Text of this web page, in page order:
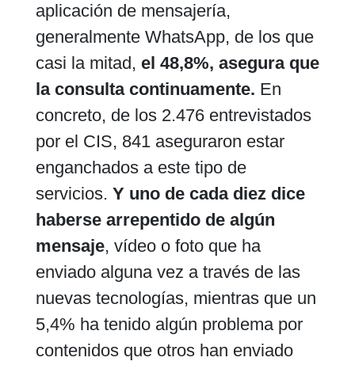
aplicación de mensajería,
generalmente WhatsApp, de los que
casi la mitad, el 48,8%, asegura que
la consulta continuamente. En
concreto, de los 2.476 entrevistados
por el CIS, 841 aseguraron estar
enganchados a este tipo de
servicios. Y uno de cada diez dice
haberse arrepentido de algún
mensaje, vídeo o foto que ha
enviado alguna vez a través de las
nuevas tecnologías, mientras que un
5,4% ha tenido algún problema por
contenidos que otros han enviado